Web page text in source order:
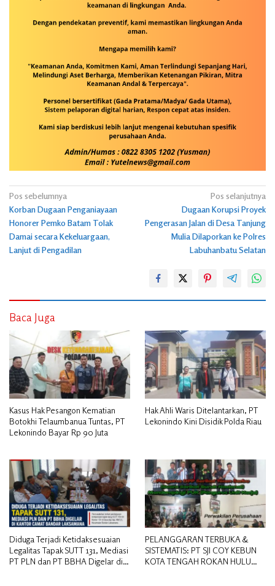
Navigasi
pos
Pos sebelumnya
Korban Dugaan Penganiayaan
Honorer Pemko Batam Tolak
Damai secara Kekeluargaan,
Lanjut di Pengadilan
Pos selanjutnya
Dugaan Korupsi Proyek
Pengerasan Jalan di Desa Tanjung
Mulia Dilaporkan ke Polres
Labuhanbatu Selatan
Baca Juga
Kasus Hak Pesangon Kematian
Botokhi Telaumbanua Tuntas, PT
Lekonindo Bayar Rp 90 Juta
Hak Ahli Waris Ditelantarkan, PT
Lekonindo Kini Disidik Polda Riau
Diduga Terjadi Ketidaksesuaian
Legalitas Tapak SUTT 131, Mediasi
PT PLN dan PT BBHA Digelar di
PELANGGARAN TERBUKA &
SISTEMATIS: PT SJI COY KEBUN
KOTA TENGAH ROKAN HULU